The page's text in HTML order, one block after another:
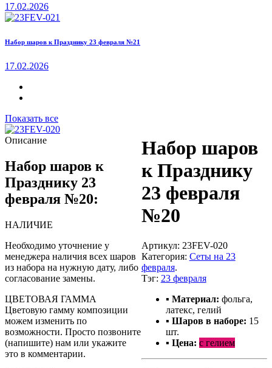
17.02.2026
Набор шаров к Празднику 23 февраля №21
17.02.2026
Показать все
Набор шаров
к Празднику
23 февраля
№20
Артикул: 23FEV-020
Категория: Сеты на 23
февраля.
Тэг: 23 февраля
▪ Материал: фольга,
латекс, гелий
▪ Шаров в наборе: 15
шт.
▪ Цена: с гелием
Описание
Набор шаров к
Празднику 23
февраля №20:
НАЛИЧИЕ
Необходимо уточнение у
менеджера наличия всех шаров
из набора на нужную дату, либо
согласование замены.
ЦВЕТОВАЯ ГАММА
Цветовую гамму композиции
можем изменить по
возможности. Просто позвоните
(напишите) нам или укажите
это в комментарии.